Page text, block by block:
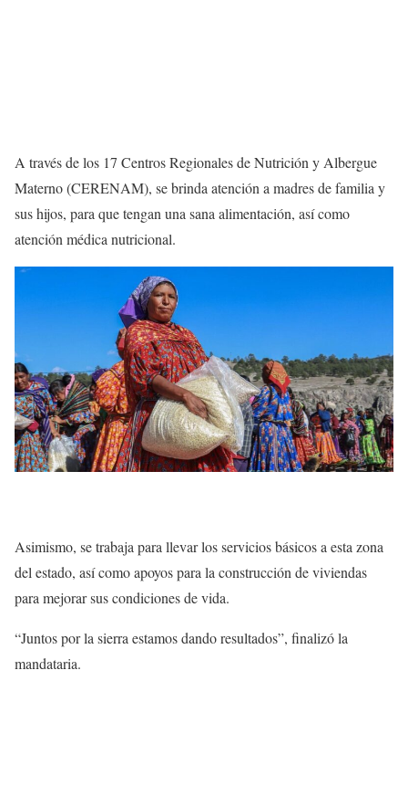
A través de los 17 Centros Regionales de Nutrición y Albergue
Materno (CERENAM), se brinda atención a madres de familia y
sus hijos, para que tengan una sana alimentación, así como
atención médica nutricional.
Asimismo, se trabaja para llevar los servicios básicos a esta zona
del estado, así como apoyos para la construcción de viviendas
para mejorar sus condiciones de vida.
“Juntos por la sierra estamos dando resultados”, finalizó la
mandataria.